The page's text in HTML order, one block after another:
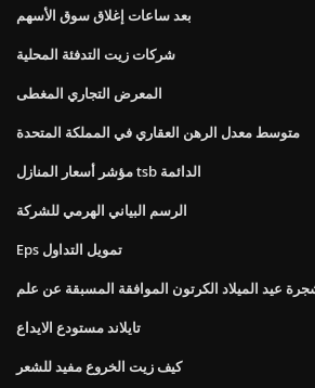
بعد ساعات إغلاق سوق الأسهم
شركات زيت التدفئة المحلية
المعرض التجاري المغطى
متوسط ​​معدل الرهن العقاري في المملكة المتحدة
مؤشر أسعار المنازل tsb الدائمة
الرسم البياني الهرمي للشركة
Eps تمويل التداول
عيد الميلاد الكرتون الموافقة المسبقة عن علم
تايلاند مستودع الايداع
كيف زيت الخروع مفيد للشعر